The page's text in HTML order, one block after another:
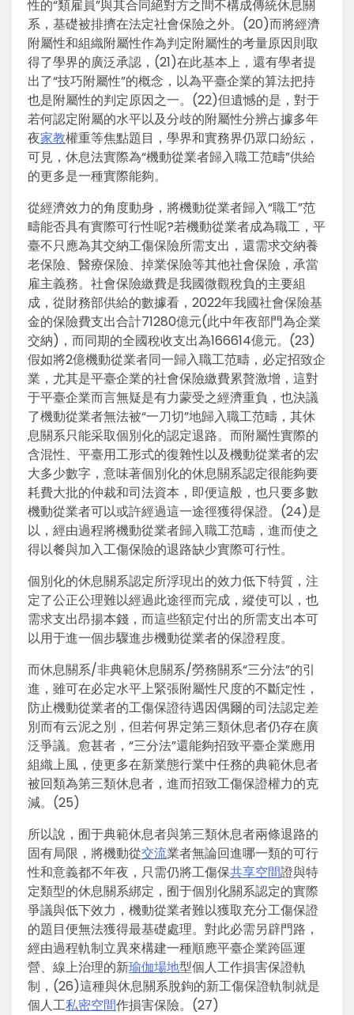
性的“類雇員”與其合同絕對方之間不構成傳統休息關
系，基礎被排擠在法定社會保險之外。(20)而將經濟
附屬性和組織附屬性作為判定附屬性的考量原因則取
得了學界的廣泛承認，(21)在此基本上，還有學者提
出了“技巧附屬性”的概念，以為平臺企業的算法把持
也是附屬性的判定原因之一。(22)但遺憾的是，對于
若何認定附屬的水平以及分歧的附屬性分辨占據多年
夜家教權重等焦點題目，學界和實務界仍眾口紛紜，
可見，休息法實際為“機動從業者歸入職工范疇”供給
的更多是一種實際能夠。
從經濟效力的角度動身，將機動從業者歸入“職工”范
疇能否具有實際可行性呢?若機動從業者成為職工，平
臺不只應為其交納工傷保險所需支出，還需求交納養
老保險、醫療保險、掉業保險等其他社會保險，承當
雇主義務。社會保險繳費是我國微觀稅負的主要組
成，從財務部供給的數據看，2022年我國社會保險基
金的保險費支出合計71280億元(此中年夜部門為企業
交納)，而同期的全國稅收支出為166614億元。(23)
假如將2億機動從業者同一歸入職工范疇，必定招致企
業，尤其是平臺企業的社會保險繳費累贅激增，這對
于平臺企業而言無疑是有力蒙受之經濟重負，也決議
了機動從業者無法被“一刀切”地歸入職工范疇，其休
息關系只能采取個別化的認定退路。而附屬性實際的
含混性、平臺用工形式的復雜性以及機動從業者的宏
大多少數字，意味著個別化的休息關系認定很能夠要
耗費大批的仲裁和司法資本，即便這般，也只要多數
機動從業者可以或許經過這一途徑獲得保證。(24)是
以，經由過程將機動從業者歸入職工范疇，進而使之
得以餐與加入工傷保險的退路缺少實際可行性。
個別化的休息關系認定所浮現出的效力低下特質，注
定了公正公理難以經過此途徑而完成，縱使可以，也
需求支出昂揚本錢，而這些額定付出的所需支出本可
以用于進一個步驟進步機動從業者的保證程度。
而休息關系/非典範休息關系/勞務關系“三分法”的引
進，雖可在必定水平上緊張附屬性尺度的不斷定性，
防止機動從業者的工傷保證待遇因偶爾的司法認定差
別而有云泥之別，但若何界定第三類休息者仍存在廣
泛爭議。愈甚者，“三分法”還能夠招致平臺企業應用
組織上風，使更多在新業態行業中任務的典範休息者
被回類為第三類休息者，進而招致工傷保證權力的克
減。(25)
所以說，囿于典範休息者與第三類休息者兩條退路的
固有局限，將機動從交流業者無論回進哪一類的可行
性和意義都不年夜，只需仍將工傷保共享空間證與特
定類型的休息關系綁定，囿于個別化關系認定的實際
爭議與低下效力，機動從業者難以獲取充分工傷保證
的題目便無法獲得最基礎處理。對此必需另辟門路，
經由過程軌制立異來構建一種順應平臺企業跨區運
營、線上治理的新瑜伽場地型個人工作損害保證軌
制，(26)這種與休息關系脫鉤的新工傷保證軌制就是
個人工私密空間作損害保險。(27)